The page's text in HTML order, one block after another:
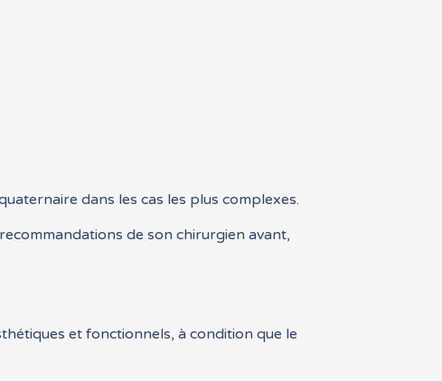
dans les cas les plus complexes.
de son chirurgien avant,
et fonctionnels, à condition que le